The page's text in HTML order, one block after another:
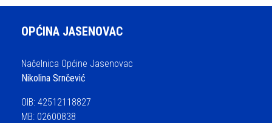
OPĆINA JASENOVAC
Načelnica Općine Jasenovac
Nikolina Srnčević
OIB: 42512118827
MB: 02600838